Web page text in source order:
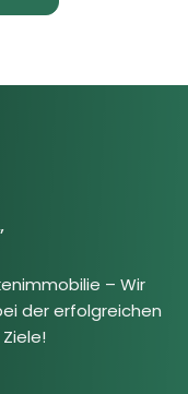
– Wir
der erfolgreichen